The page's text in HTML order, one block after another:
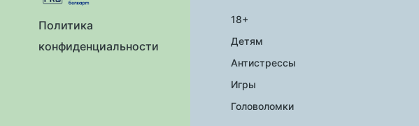
Политика
конфиденциальности
18+
Детям
Антистрессы
Игры
Головоломки